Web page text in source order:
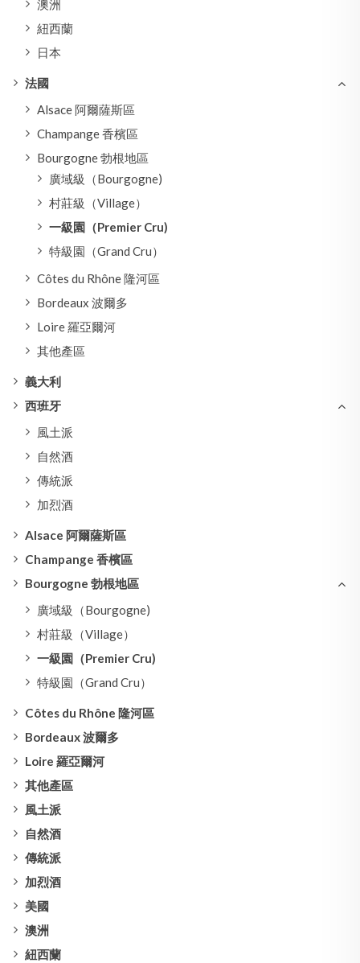
澳洲
紐西蘭
日本
法國
Alsace 阿爾薩斯區
Champange 香檳區
Bourgogne 勃根地區
廣域級（Bourgogne)
村莊級（Village）
一級園（Premier Cru)
特級園（Grand Cru）
Côtes du Rhône 隆河區
Bordeaux 波爾多
Loire 羅亞爾河
其他產區
義大利
西班牙
風土派
自然酒
傳統派
加烈酒
Alsace 阿爾薩斯區
Champange 香檳區
Bourgogne 勃根地區
廣域級（Bourgogne)
村莊級（Village）
一級園（Premier Cru)
特級園（Grand Cru）
Côtes du Rhône 隆河區
Bordeaux 波爾多
Loire 羅亞爾河
其他產區
風土派
自然酒
傳統派
加烈酒
美國
澳洲
紐西蘭